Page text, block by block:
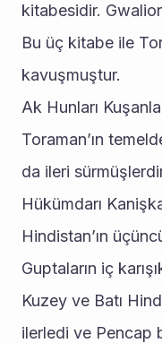
kitabesidir.
Bu üç kitabe ile
kavuşmuştur.
Ak Hunları
Toraman’ın
da ileri
Hükümdarı
Hindistan’ın
Guptaların iç
Kuzey ve Batı
ilerledi ve Pencap